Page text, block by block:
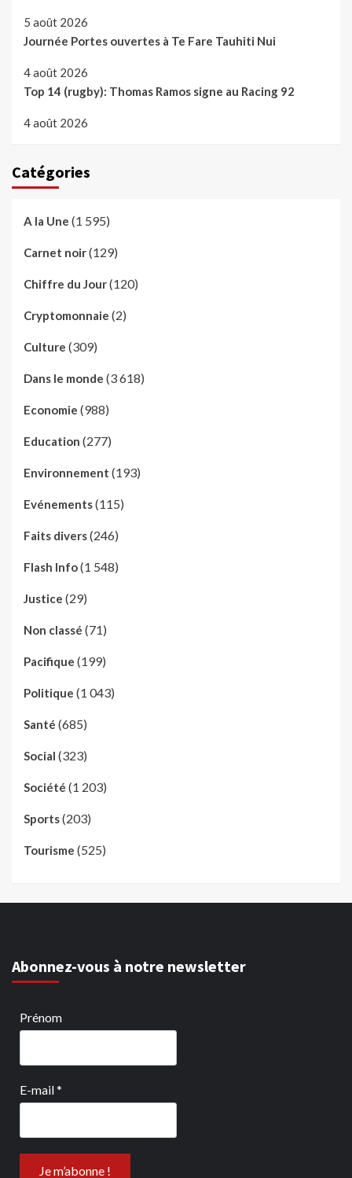
5 août 2026
Journée Portes ouvertes à Te Fare Tauhiti Nui
4 août 2026
Top 14 (rugby): Thomas Ramos signe au Racing 92
4 août 2026
Catégories
A la Une (1 595)
Carnet noir(129)
Chiffre du Jour(120)
Cryptomonnaie (2)
Culture (309)
Dans le monde (3 618)
Economie (988)
Education (277)
Environnement (193)
Evénements(115)
Faits divers(246)
Flash Info(1 548)
Justice (29)
Non classé (71)
Pacifique (199)
Politique (1 043)
Santé (685)
Social (323)
Société (1 203)
Sports(203)
Tourisme (525)
Abonnez-vous à notre newsletter
Prénom
E-mail*